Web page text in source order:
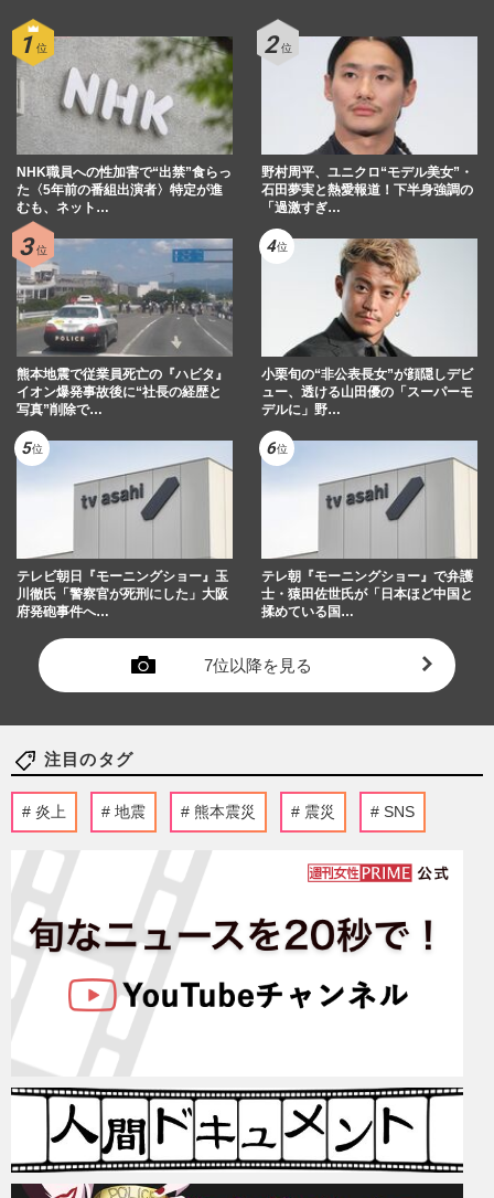
NHK職員への性加害で“出禁”食らっ
た〈5年前の番組出演者〉特定が進
むも、ネット…
野村周平、ユニクロ“モデル美女”・
石田夢実と熱愛報道！下半身強調の
「過激すぎ…
熊本地震で従業員死亡の『ハビタ』
イオン爆発事故後に“社長の経歴と
写真”削除で…
小栗旬の“非公表長女”が顔隠しデビ
ュー、透ける山田優の「スーパーモ
デルに」野…
テレビ朝日『モーニングショー』玉
川徹氏「警察官が死刑にした」大阪
府発砲事件へ…
テレ朝『モーニングショー』で弁護
士・猿田佐世氏が「日本ほど中国と
揉めている国…
7位以降を見る
注目のタグ
炎上 地震 熊本震災 震災 SNS